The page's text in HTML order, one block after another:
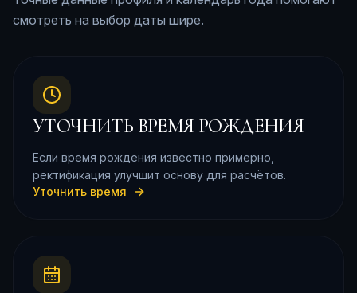
смотреть на выбор даты шире.
УТОЧНИТЬ ВРЕМЯ РОЖДЕНИЯ
Если время рождения известно примерно,
ректификация улучшит основу для расчётов.
Уточнить время